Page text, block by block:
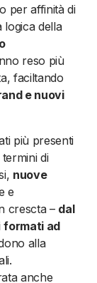
per affinità di
logica della
reso più
faciltando
e nuovi
più presenti
di
nuove
e
crescta – dal
formati ad
alla
anche